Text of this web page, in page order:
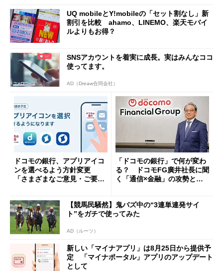
UQ mobileとY!mobileの「セット割なし」新
割引を比較 ahamo、LINEMO、楽天モバイ
ルよりもお得？
SNSアカウントを着実に成長。実はみんなココ
使ってます。
AD（Dreaw合同会社）
ドコモの銀行、アプリアイコ
ンを選べるよう方針変更
「さまざまなご意見・ご要望
「ドコモの銀行」で何が変わ
る？ ドコモFG廣井社長に聞
く「通信×金融」の攻勢とグ
【競馬民騒然】鬼バズ中の“3連単連発サイ
ト”をガチで使ってみた
AD（ルーツ）
新しい「マイナアプリ」は8月25日から提供予
定 「マイナポータル」アプリのアップデート
として